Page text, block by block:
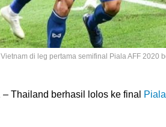
di leg pertama semifinal Piala AFF 2020
– Thailand berhasil lolos ke final